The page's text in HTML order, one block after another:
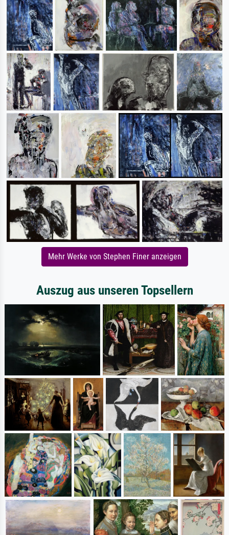
Mehr Werke von Stephen Finer anzeigen
Auszug aus unseren Topsellern